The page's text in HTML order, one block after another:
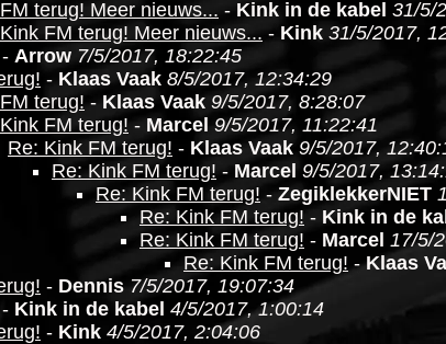
terug! Meer nieuws... - Kink in de kabel 31/5/
FM terug! Meer nieuws... - Kink 31/5/2017,
- Arrow 7/5/2017, 18:22:45
- Klaas Vaak 8/5/2017, 12:34:29
terug! - Klaas Vaak 9/5/2017, 8:28:07
FM terug! - Marcel 9/5/2017, 11:22:41
Re: Kink FM terug! - Klaas Vaak 9/5/2017,
Re: Kink FM terug! - Marcel 9/5/2017,
Re: Kink FM terug! - ZegiklekkerNIET
Re: Kink FM terug! - Kink in de
Re: Kink FM terug! - Marcel 17/5/
Re: Kink FM terug! -Klaas
- Dennis 7/5/2017, 19:07:34
- Kink in de kabel 4/5/2017, 1:00:14
- Kink 4/5/2017, 2:04:06